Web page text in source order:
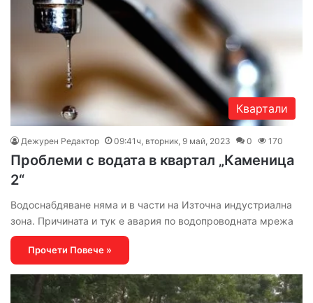
Квартали
Дежурен Редактор 09:41ч, вторник, 9 май, 2023 0 170
Проблеми с водата в квартал „Каменица
2“
Водоснабдяване няма и в части на Източна индустриална
зона. Причината и тук е авария по водопроводната мрежа
Прочети Повече »